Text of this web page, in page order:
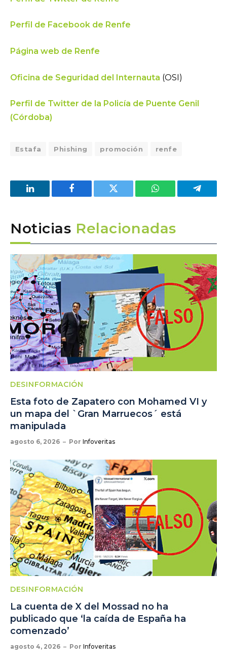
Perfil de Facebook de Renfe
Página web de Renfe
Oficina de Seguridad del Internauta (OSI)
Perfil de Twitter de la Policía de Puente Genil
(Córdoba)
Estafa Phishing promoción renfe
LinkedIn Facebook Twitter WhatsApp
Noticias Relacionadas
DESINFORMACIÓN
Esta foto de Zapatero con Mohamed VI y
un mapa del `Gran Marruecos´ está
manipulada
agosto 6, 2026 Por Infoveritas
DESINFORMACIÓN
La cuenta de X del Mossad no ha
publicado que ‘la caída de España ha
comenzado’
agosto 4, 2026 Por Infoveritas